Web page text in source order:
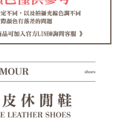
款，方視為交易完成。
刻繳費，但若您需要取消訂單，請聯絡
之訂單仍視為有效，需透過AFTEE先享
付 」之結帳頁面顯示為準，若有關於
供之「AFTEE先享後付」服務完成之交
以下網址：
上)免運費
上)免運費
上)免運費